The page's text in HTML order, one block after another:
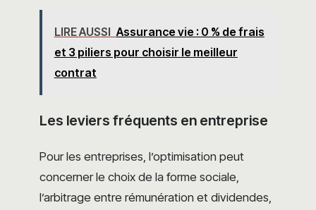
LIRE AUSSI Assurance vie : 0 % de frais
et 3 piliers pour choisir le meilleur
contrat
Les leviers fréquents en entreprise
Pour les entreprises, l’optimisation peut
concerner le choix de la forme sociale,
l’arbitrage entre rémunération et dividendes,